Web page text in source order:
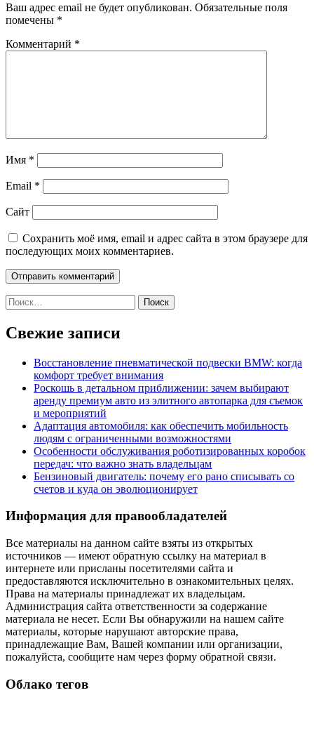
Ваш адрес email не будет опубликован. Обязательные поля
помечены *
Комментарий *
Имя *
Email *
Сайт
Сохранить моё имя, email и адрес сайта в этом браузере для
последующих моих комментариев.
Найти:
Свежие записи
Восстановление пневматической подвески BMW: когда
комфорт требует внимания
Роскошь в детальном приближении: зачем выбирают
аренду премиум авто из элитного автопарка для съемок
и мероприятий
Адаптация автомобиля: как обеспечить мобильность
людям с ограниченными возможностями
Особенности обслуживания роботизированных коробок
передач: что важно знать владельцам
Бензиновый двигатель: почему его рано списывать со
счетов и куда он эволюционирует
Информация для правообладателей
Все материалы на данном сайте взяты из открытых
источников — имеют обратную ссылку на материал в
интернете или присланы посетителями сайта и
предоставляются исключительно в ознакомительных целях.
Права на материалы принадлежат их владельцам.
Администрация сайта ответственности за содержание
материала не несет. Если Вы обнаружили на нашем сайте
материалы, которые нарушают авторские права,
принадлежащие Вам, Вашей компании или организации,
пожалуйста, сообщите нам через форму обратной связи.
Облако тегов